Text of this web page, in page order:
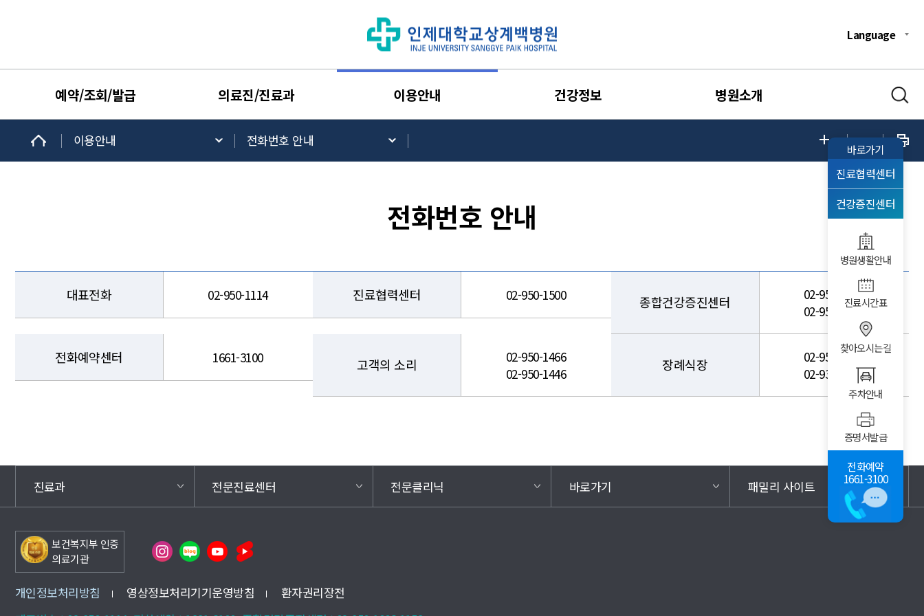
Language
예약/조회/발급 의료진/진료과 이용안내 건강정보 병원소개
이용안내 전화번호 안내
전화번호 안내
대표전화 02-950-1114 진료협력센터 02-950-1500 종합건강증진센터
02-950-1003
02-950-1156
전화예약센터 1661-3100 고객의 소리
02-950-1466
02-950-1446
장례식장
02-950-1433
02-938-5320
바로가기
진료협력센터
건강증진센터
병원생활안내
진료시간표
찾아오시는길
주차안내
증명서발급
전화예약
1661-3100
진료과 전문진료센터 전문클리닉 바로가기 패밀리 사이트
보건복지부 인증
의료기관
개인정보처리방침 영상정보처리기기운영방침
환자권리장전